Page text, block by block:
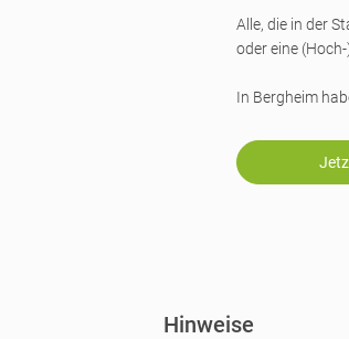
Alle, die in der
oder eine
In Bergheim
Hinweise